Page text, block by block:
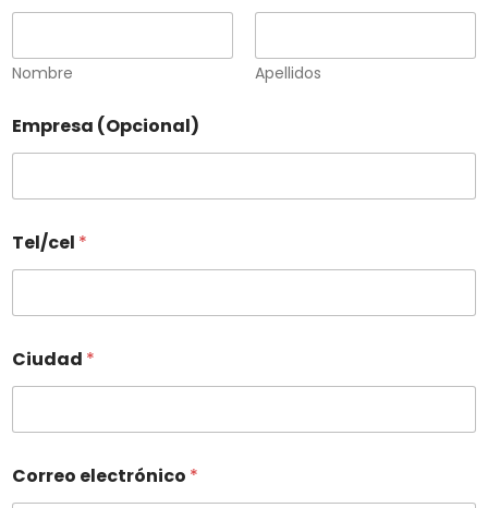
Nombre Apellidos
Empresa (Opcional)
Tel/cel *
Ciudad *
Correo electrónico *